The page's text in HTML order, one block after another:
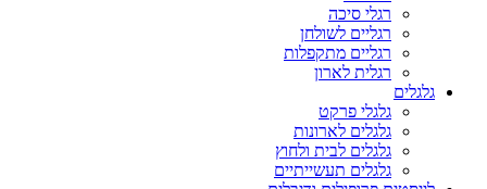
רגלי סיכה
רגליים לשולחן
רגליים מתקפלות
רגלית לארון
גלגלים
גלגלי פרקט
גלגלים לארונות
גלגלים לבית ולחוץ
גלגלים תעשייתיים